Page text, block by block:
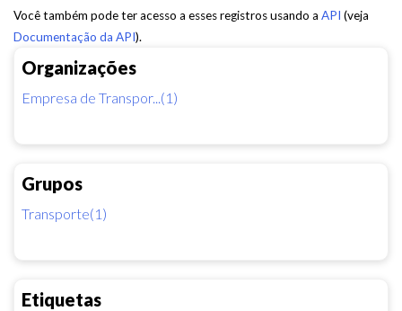
Organizações
Empresa de Transpor...(1)
Grupos
Transporte(1)
Etiquetas
Você também pode ter acesso a esses registros usando a API (veja
Documentação da API).